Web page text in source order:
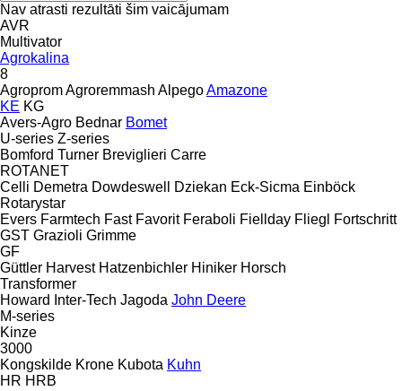
Nav atrasti rezultāti šim vaicājumam
AVR
Multivator
Agrokalina
8
AgropromAgroremmash AlpegoAmazone
KE KG
Avers-Agro Bednar Bomet
U-series Z-series
Bomford Turner Breviglieri Carre
ROTANET
Celli Demetra Dowdeswell Dziekan Eck-Sicma Einböck
Rotarystar
Evers Farmtech Fast Favorit Feraboli Fiellday Fliegl
Fortschritt
GST Grazioli Grimme
GF
Güttler Harvest Hatzenbichler Hiniker Horsch
Transformer
Howard
Inter-Tech Jagoda John Deere
M-series
Kinze
3000
Kongskilde Krone Kubota Kuhn
HR HRB